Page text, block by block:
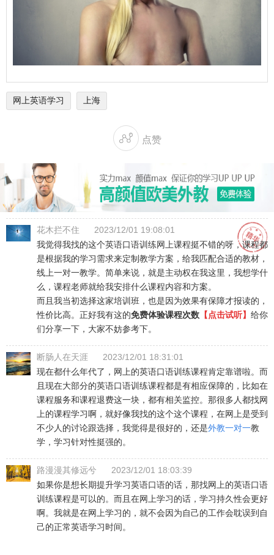
网上英语学习 上海
 点赞
花木拦不住
2023/12/01 19:08:01
我觉得我找的这个英语口语训练网上课程挺不错的呀，课程都
是根据我的学习需求来定制教学方案，给我匹配合适的教材，
线上一对一教学。简单来说，就是主动权在我这里，我想学什
么，课程老师就给我安排什么课程内容和方案。
而且我当初选择这家培训班，也是因为效果有保障才报读的，
性价比高。正好我有这的免费体验课程次数 【点击试听】 给你
们分享一下，大家不妨参考下。
断肠人在天涯
2023/12/01 18:31:01
现在都什么年代了，网上的英语口语训练课程肯定靠谱啦。而
且现在大部分的英语口语训练课程都是有相应保障的，比如在
课程服务和课程退费这一块，都有相关监控。那很多人都找网
上的课程学习啊，就好像我找的这个这个课程，在网上是受到
不少人的讨论跟选择，我觉得是很好的，还是外教一对一教
学，学习针对性挺强的。
路漫漫其修远兮
2023/12/01 18:03:39
如果你是想长期提升学习英语口语的话，那找网上的英语口语
训练课程是可以的。而且在网上学习的话，学习持久性会更好
啊。我就是在网上学习的，就不会因为自己的工作会耽误到自
己的正常英语学习时间。